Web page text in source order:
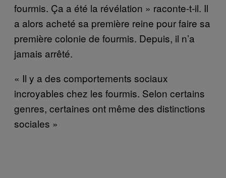
fourmis. Ça a été la révélation » raconte-t-il. Il
a alors acheté sa première reine pour faire sa
première colonie de fourmis. Depuis, il n’a
jamais arrêté.
« Il y a des comportements sociaux
incroyables chez les fourmis. Selon certains
genres, certaines ont même des distinctions
sociales »